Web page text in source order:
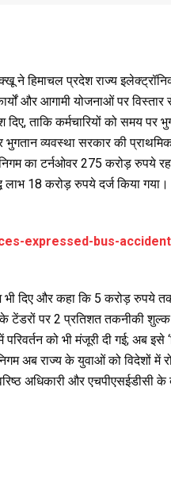
ने हिमाचल प्रदेश राज्य
और आगामी योजनाओं पर
दिए, ताकि कर्मचारियों को समय
भुगतान व्यवस्था सरकार की
का टर्नओवर 275 करोड़ रुपये
18 करोड़ रुपये दर्ज किया गया।
expressed-bus-
भी दिए और कहा कि 5 करोड़ रुपये
पर 2 प्रतिशत तकनीकी शुल्क
को भी मंजूरी दी गई; अब इसे
अब राज्य के युवाओं को विदेशों में
अधिकारी और एचपीएसईडीसी